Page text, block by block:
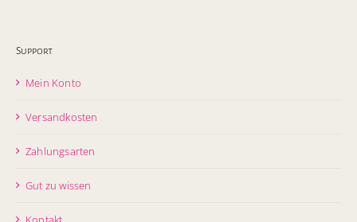
Support
Mein Konto
Versandkosten
Zahlungsarten
Gut zu wissen